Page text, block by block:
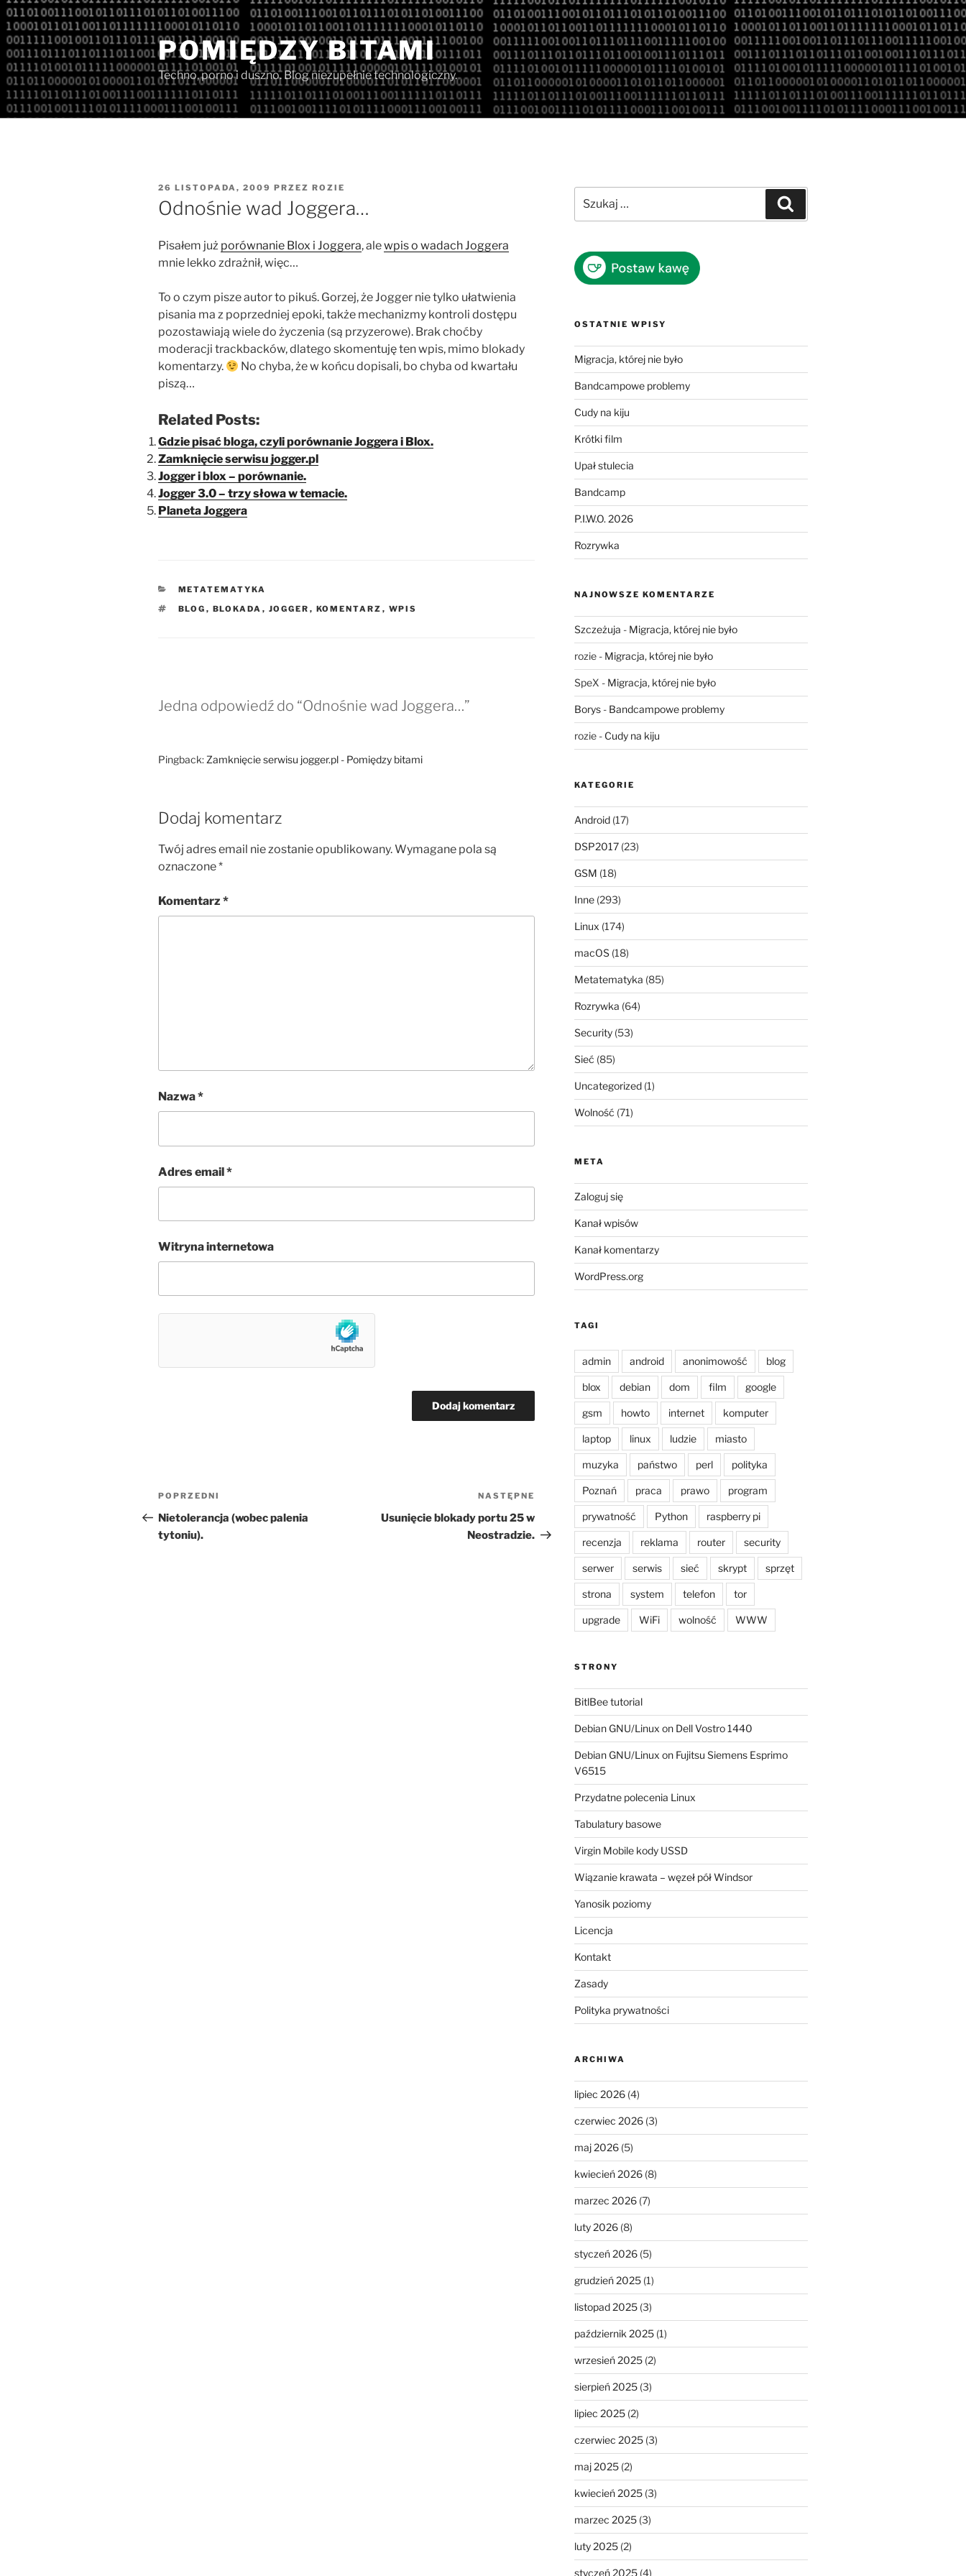
Przejdź
do
treści
POMIĘDZY BITAMI
Techno, porno i duszno. Blog niezupełnie technologiczny.
OPUBLIKOWANE
W
26 LISTOPADA, 2009 PRZEZ ROZIE
Odnośnie wad Joggera…
Pisałem już porównanie Blox i Joggera, alewpis o wadach Joggera
mnie lekko zdrażnił, więc…
To o czym pisze autor to pikuś. Gorzej, że Jogger nie tylko ułatwienia
pisania ma z poprzedniej epoki, także mechanizmy kontroli dostępu
pozostawiają wiele do życzenia (są przyzerowe). Brak choćby
moderacji trackbacków, dlatego skomentuję ten wpis, mimo blokady
komentarzy.
No chyba, że w końcu dopisali, bo chyba od kwartału
piszą…
Related Posts:
Gdzie pisać bloga, czyli porównanie Joggera i Blox.
Zamknięcie serwisu jogger.pl
Jogger i blox – porównanie.
Jogger 3.0 – trzy słowa w temacie.
Planeta Joggera
KATEGORIE
METATEMATYKA
TAGI
BLOG , BLOKADA , JOGGER , KOMENTARZ , WPIS
Jedna odpowiedź do “Odnośnie wad Joggera…”
Pingback: Zamknięcie serwisu jogger.pl - Pomiędzy bitami
Dodaj komentarz
Twój adres email nie zostanie opublikowany.Wymagane pola są
oznaczone*
Komentarz *
Nazwa*
Adres email*
Witryna internetowa
Nawigacja
wpisu
Poprzedni
wpis
POPRZEDNI
Nietolerancja (wobec palenia
tytoniu).
Następny
wpis
NASTĘPNE
Usunięcie blokady portu 25 w
Neostradzie.
OSTATNIE WPISY
Migracja, której nie było
Bandcampowe problemy
Cudy na kiju
Krótki film
Upał stulecia
Bandcamp
P.I.W.O. 2026
Rozrywka
NAJNOWSZE KOMENTARZE
Szczeżuja - Migracja, której nie było
rozie- Migracja, której nie było
SpeX - Migracja, której nie było
Borys- Bandcampowe problemy
rozie- Cudy na kiju
KATEGORIE
Android(17)
DSP2017(23)
GSM (18)
Inne(293)
Linux (174)
macOS(18)
Metatematyka (85)
Rozrywka (64)
Security(53)
Sieć (85)
Uncategorized(1)
Wolność (71)
META
Zaloguj się
Kanał wpisów
Kanał komentarzy
WordPress.org
TAGI
admin android anonimowość blog
blox debian dom film google
gsm howto internet komputer
laptop linux ludzie miasto
muzyka państwo perl polityka
Poznań praca prawo program
prywatność Python raspberry pi
recenzja reklama router security
serwer serwis sieć skrypt sprzęt
strona system telefon tor
upgrade WiFi wolność WWW
STRONY
BitlBee tutorial
Debian GNU/Linux on Dell Vostro 1440
Debian GNU/Linux on Fujitsu Siemens Esprimo
V6515
Przydatne polecenia Linux
Tabulatury basowe
Virgin Mobile kody USSD
Wiązanie krawata – węzeł pół Windsor
Yanosik poziomy
Licencja
Kontakt
Zasady
Polityka prywatności
ARCHIWA
lipiec 2026(4)
czerwiec 2026(3)
maj 2026(5)
kwiecień 2026(8)
marzec 2026(7)
luty 2026(8)
styczeń 2026(5)
grudzień 2025(1)
listopad 2025(3)
październik 2025(1)
wrzesień 2025(2)
sierpień 2025(3)
lipiec 2025(2)
czerwiec 2025(3)
maj 2025(2)
kwiecień 2025(3)
marzec 2025(3)
luty 2025(2)
styczeń 2025(4)